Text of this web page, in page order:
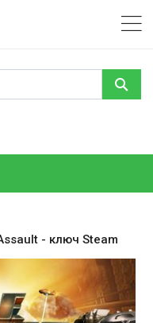
- ключ Steam